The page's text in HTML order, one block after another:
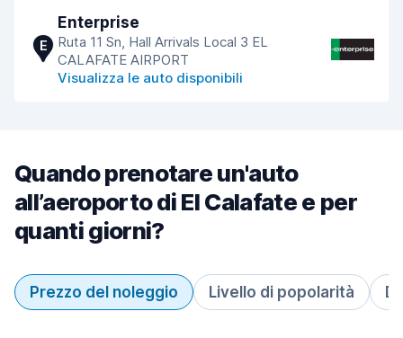
E
Enterprise
Ruta 11 Sn, Hall Arrivals Local 3 EL
CALAFATE AIRPORT
Visualizza le auto disponibili
Quando prenotare un'auto
all’aeroporto di El Calafate e per
quanti giorni?
Prezzo del noleggio Livello di popolarità